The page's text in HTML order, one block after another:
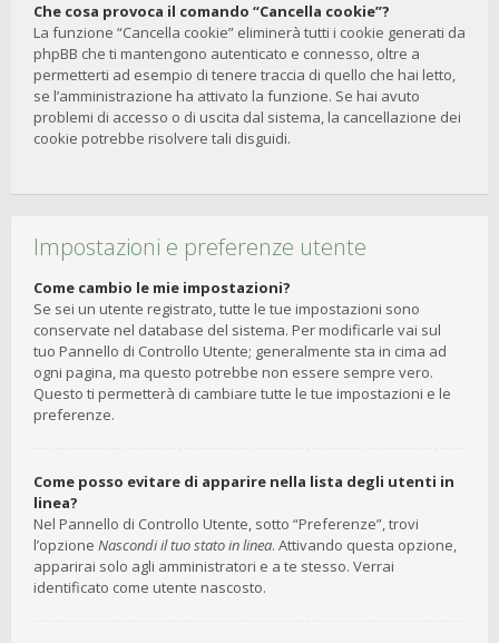
Che cosa provoca il comando “Cancella cookie”?
La funzione “Cancella cookie” eliminerà tutti i cookie generati da
phpBB che ti mantengono autenticato e connesso, oltre a
permetterti ad esempio di tenere traccia di quello che hai letto,
se l’amministrazione ha attivato la funzione. Se hai avuto
problemi di accesso o di uscita dal sistema, la cancellazione dei
cookie potrebbe risolvere tali disguidi.
Impostazioni e preferenze utente
Come cambio le mie impostazioni?
Se sei un utente registrato, tutte le tue impostazioni sono
conservate nel database del sistema. Per modificarle vai sul
tuo Pannello di Controllo Utente; generalmente sta in cima ad
ogni pagina, ma questo potrebbe non essere sempre vero.
Questo ti permetterà di cambiare tutte le tue impostazioni e le
preferenze.
Come posso evitare di apparire nella lista degli utenti in
linea?
Nel Pannello di Controllo Utente, sotto “Preferenze”, trovi
l’opzione Nascondi il tuo stato in linea. Attivando questa opzione,
apparirai solo agli amministratori e a te stesso. Verrai
identificato come utente nascosto.